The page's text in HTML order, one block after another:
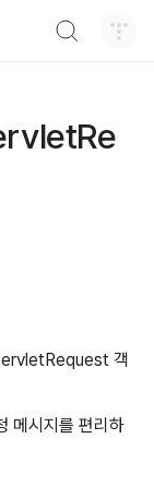
객
시지를 편리하